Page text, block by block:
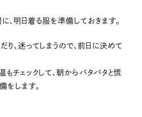
、明日着る服を準備しておきます。
り、迷ってしまうので、前日に決めて
もチェックして、朝からバタバタと慌
をします。